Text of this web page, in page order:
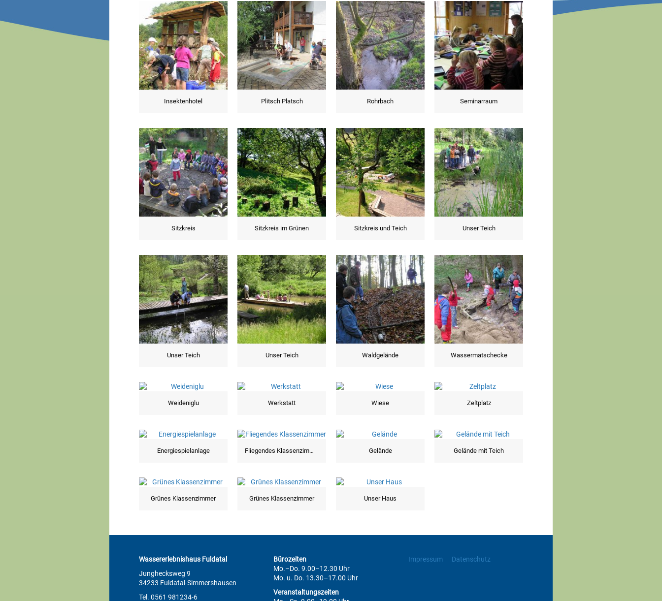
Insektenhotel Plitsch Platsch Rohrbach Seminarraum
Sitzkreis Sitzkreis im Grünen Sitzkreis und Teich Unser Teich
Unser Teich Unser Teich Waldgelände Wassermatschecke
Weideniglu Werkstatt Wiese Zeltplatz
Energiespielanlage Fliegendes Klassenzimmer Gelände Gelände mit Teich
Grünes Klassenzimmer Grünes Klassenzimmer Unser Haus
Wassererlebnishaus Fuldatal
Junghecksweg 9
34233 Fuldatal-Simmershausen
Tel. 0561 981234-6
Bürozeiten
Mo.–Do. 9.00–12.30 Uhr
Mo. u. Do. 13.30–17.00 Uhr
Veranstaltungszeiten
Impressum Datenschutz